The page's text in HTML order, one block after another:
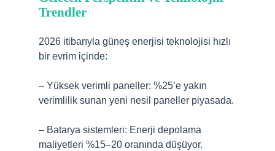
Trendler
2026 itibarıyla güneş enerjisi teknolojisi hızlı
bir evrim içinde:
– Yüksek verimli paneller: %25’e yakın
verimlilik sunan yeni nesil paneller piyasada.
– Batarya sistemleri: Enerji depolama
maliyetleri %15–20 oranında düşüyor.